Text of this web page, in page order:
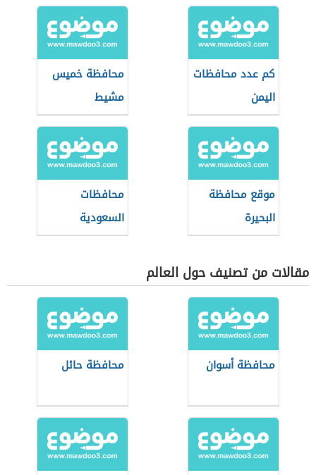
كم عدد محافظات
اليمن
محافظة خميس
مشيط
موقع محافظة
البحيرة
محافظات
السعودية
مقالات من تصنيف حول العالم
محافظة أسوان محافظة حائل